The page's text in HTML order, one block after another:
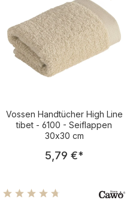
Vossen Handtücher High Line
tibet - 6100 - Seiflappen
30x30 cm
Regulärer Preis:
5,79 €*